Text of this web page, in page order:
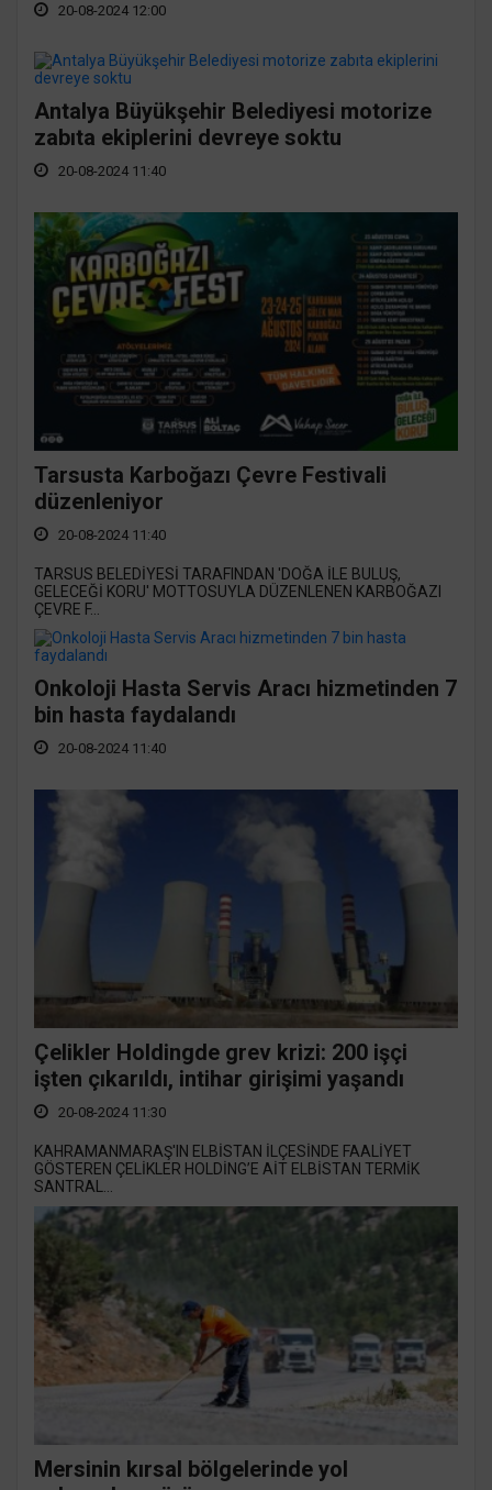
20-08-2024 12:00
Antalya Büyükşehir Belediyesi motorize
zabıta ekiplerini devreye soktu
20-08-2024 11:40
Tarsusta Karboğazı Çevre Festivali
düzenleniyor
20-08-2024 11:40
TARSUS BELEDİYESİ TARAFINDAN 'DOĞA İLE BULUŞ,
GELECEĞİ KORU' MOTTOSUYLA DÜZENLENEN KARBOĞAZI
ÇEVRE F...
Onkoloji Hasta Servis Aracı hizmetinden 7
bin hasta faydalandı
20-08-2024 11:40
Çelikler Holdingde grev krizi: 200 işçi
işten çıkarıldı, intihar girişimi yaşandı
20-08-2024 11:30
KAHRAMANMARAŞ'IN ELBİSTAN İLÇESİNDE FAALİYET
GÖSTEREN ÇELİKLER HOLDİNG’E AİT ELBİSTAN TERMİK
SANTRAL...
Mersinin kırsal bölgelerinde yol